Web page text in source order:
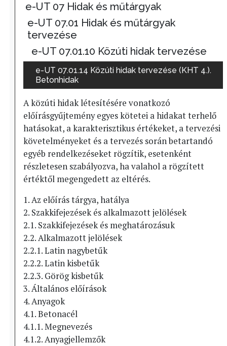
e-UT 07 Hidak és műtárgyak
e-UT 07.01 Hidak és műtárgyak
tervezése
e-UT 07.01.10 Közúti hidak tervezése
e-UT 07.01.14 Közúti hidak tervezése (KHT 4.).
Betonhidak
A közúti hidak létesítésére vonatkozó
előírásgyűjtemény egyes kötetei a hidakat terhelő
hatásokat, a karakterisztikus értékeket, a tervezési
követelményeket és a tervezés során betartandó
egyéb rendelkezéseket rögzítik, esetenként
részletesen szabályozva, ha valahol a rögzített
értéktől megengedett az eltérés.
1. Az előírás tárgya, hatálya
2. Szakkifejezések és alkalmazott jelölések
2.1. Szakkifejezések és meghatározásuk
2.2. Alkalmazott jelölések
2.2.1. Latin nagybetűk
2.2.2. Latin kisbetűk
2.2.3. Görög kisbetűk
3. Általános előírások
4. Anyagok
4.1. Betonacél
4.1.1. Megnevezés
4.1.2. Anyagjellemzők